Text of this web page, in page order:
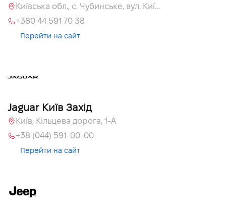
Київська обл., c. Чубинське, вул. Київська, 51
+380 44 591 70 38
Перейти на сайт
Jaguar Київ Захід
Київ, Кільцева дорога, 1-А
+38 (044) 591-00-00
Перейти на сайт